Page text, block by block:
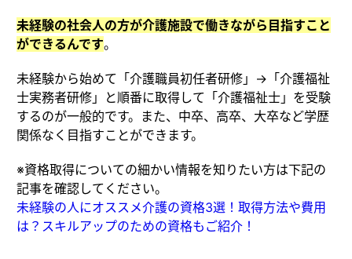
未経験の社会人の方が介護施設で働きながら目指すこと
ができるんです。
未経験から始めて「介護職員初任者研修」→「介護福祉
士実務者研修」と順番に取得して「介護福祉士」を受験
するのが一般的です。また、中卒、高卒、大卒など学歴
関係なく目指すことができます。
※資格取得についての細かい情報を知りたい方は下記の
記事を確認してください。
未経験の人にオススメ介護の資格3選！取得方法や費用
は？スキルアップのための資格もご紹介！